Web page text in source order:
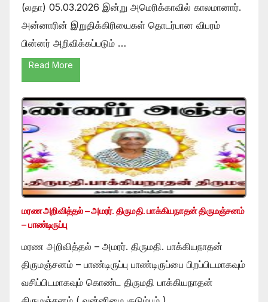
(லதா) 05.03.2026 இன்று அமெரிக்காவில் காலமானார்.
அன்னாரின் இறுதிக்கிரியைகள் தொடர்பான விபரம்
பின்னர் அறிவிக்கப்படும் …
Read More
மரண அறிவித்தல் – அமரர். திருமதி. பாக்கியநாதன் திருமஞ்சனம்
– பாண்டிருப்பு
மரண அறிவித்தல் – அமரர். திருமதி. பாக்கியநாதன்
திருமஞ்சனம் – பாண்டிருப்பு பாண்டிருப்பை பிறப்பிடமாகவும்
வசிப்பிடமாகவும் கொண்ட திருமதி பாக்கியநாதன்